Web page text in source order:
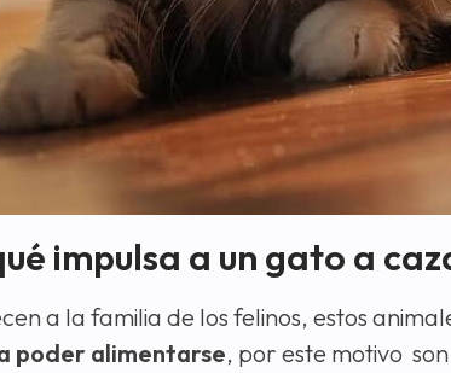
impulsa a un gato a
a la familia de los felinos, estos
poder alimentarse, por este motivo